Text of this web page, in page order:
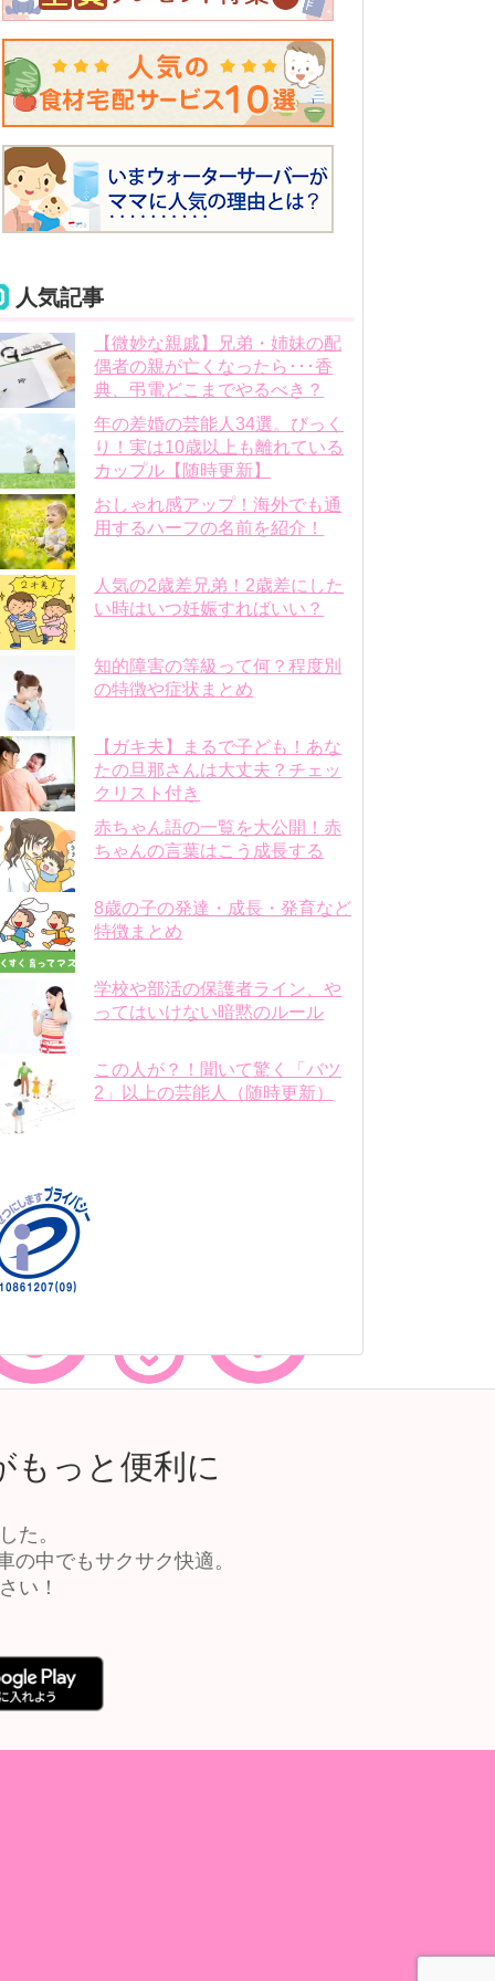
人気記事
【微妙な親戚】兄弟・姉妹の配
偶者の親が亡くなったら･･･香
典、弔電どこまでやるべき？
年の差婚の芸能人34選。びっく
り！実は10歳以上も離れている
カップル【随時更新】
おしゃれ感アップ！海外でも通
用するハーフの名前を紹介！
人気の2歳差兄弟！2歳差にした
い時はいつ妊娠すればいい？
知的障害の等級って何？程度別
の特徴や症状まとめ
【ガキ夫】まるで子ども！あな
たの旦那さんは大丈夫？チェッ
クリスト付き
赤ちゃん語の一覧を大公開！赤
ちゃんの言葉はこう成長する
8歳の子の発達・成長・発育など
特徴まとめ
学校や部活の保護者ライン、や
ってはいけない暗黙のルール
この人が？！聞いて驚く「バツ
2」以上の芸能人（随時更新）
もっと便利に
た。
の中でもサクサク快適。
い！